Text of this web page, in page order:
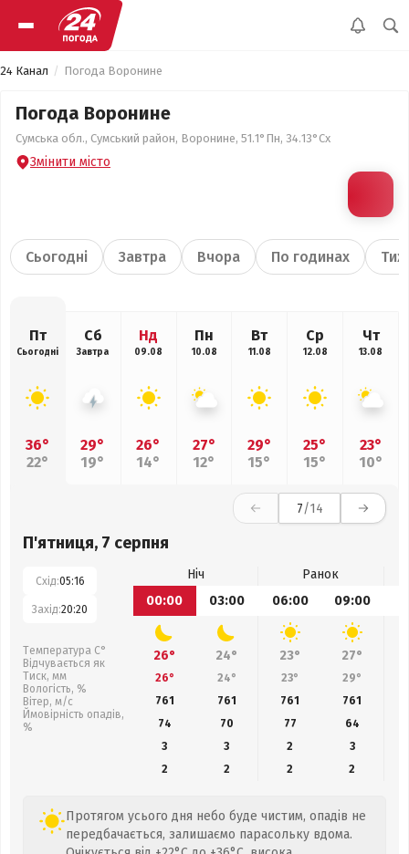
24 Канал Погода Воронине
Погода Воронине
Сумська обл., Сумський район, Воронине, 51.1°Пн, 34.13°Сх
Змінити місто
Сьогодні Завтра Вчора По годинах
Пт
Сьогодні
36°
22°
Сб
Завтра
29°
19°
Нд
09.08
26°
14°
Пн
10.08
27°
12°
Вт
11.08
29°
15°
Ср
12.08
25°
15°
Чт
13.08
23°
10°
7/14
П'ятниця, 7 серпня
Схід:05:16
Захід:20:20
Температура С°
Відчувається як
Тиск, мм
Вологість, %
Вітер, м/с
Ймовірність опадів,
%
Ніч
Ранок
00:00
03:00 06:00 09:00
26° 24° 23° 27°
26° 24° 23° 29°
761
761 761 761
74
70 77 64
3
3 2
3
2
2 2 2
Протягом усього дня небо буде чистим, опадів не
передбачається, залишаємо парасольку вдома.